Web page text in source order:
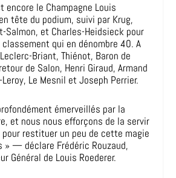
encore le Champagne Louis
tête du podium, suivi par Krug,
Salmon, et Charles-Heidsieck pour
qui en dénombre 40. A
Briant, Thiénot, Baron de
de Salon, Henri Giraud, Armand
Le Mesnil et Joseph Perrier.
émerveillés par la
et nous nous efforçons de la servir
restituer un peu de cette magie
» — déclare Frédéric Rouzaud,
Général de Louis Roederer.